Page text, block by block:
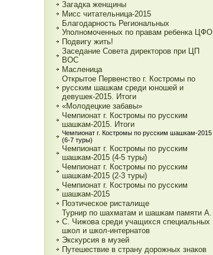
Загадка женщины
Мисс читательница-2015
Благодарность Региональных
Уполномоченных по правам ребенка ЦФО
Подвигу жить!
Заседание Совета директоров при ЦП
ВОС
Масленица
Открытое Первенство г. Костромы по
русским шашкам среди юношей и
девушек-2015. Итоги
«Молодецкие забавы»
Чемпионат г. Костромы по русским
шашкам-2015. Итоги
Чемпионат г. Костромы по русским шашкам-2015
(6-7 туры)
Чемпионат г. Костромы по русским
шашкам-2015 (4-5 туры)
Чемпионат г. Костромы по русским
шашкам-2015 (2-3 туры)
Чемпионат г. Костромы по русским
шашкам-2015
Поэтическое ристалище
Турнир по шахматам и шашкам памяти А.
С. Чижова среди учащихся специальных
школ и школ-интернатов
Экскурсия в музей
Путешествие в страну дорожных знаков